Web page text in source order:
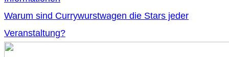
Warum sind Currywurstwagen die Stars jeder
Veranstaltung?